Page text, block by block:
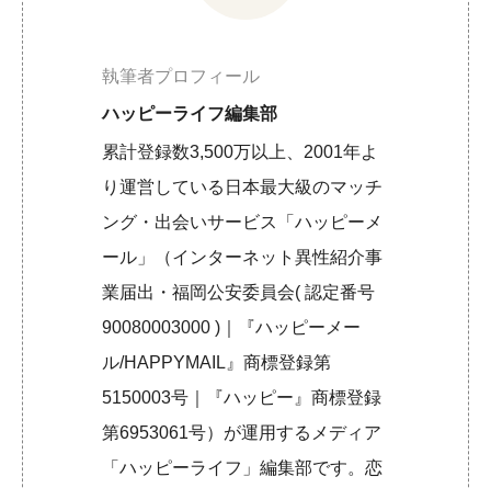
執筆者プロフィール
ハッピーライフ編集部
累計登録数3,500万以上、2001年よ
り運営している日本最大級のマッチ
ング・出会いサービス「ハッピーメ
ール」（インターネット異性紹介事
業届出・福岡公安委員会( 認定番号
90080003000 )｜『ハッピーメー
ル/HAPPYMAIL』商標登録第
5150003号｜『ハッピー』商標登録
第6953061号）が運用するメディア
「ハッピーライフ」編集部です。恋